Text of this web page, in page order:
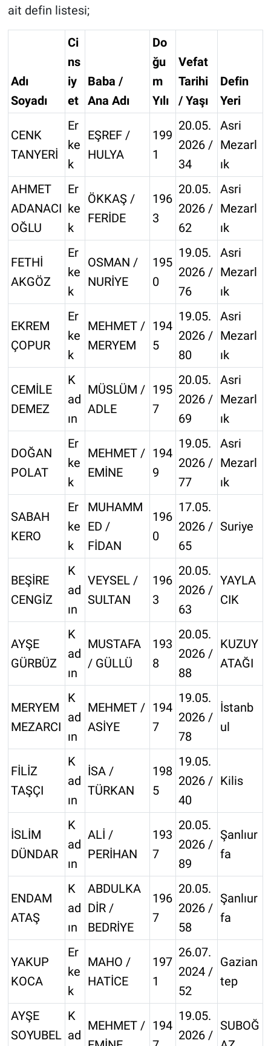
ait defin listesi;
Adı
Soyadı
Ci
ns
iy
et
Baba /
Ana Adı
Do
ğu
m
Yılı
Vefat
Tarihi
/ Yaşı
Defin
Yeri
CENK
TANYERİ
Er
ke
k
EŞREF /
HULYA
199
1
20.05.
2026 /
34
Asri
Mezarl
ık
AHMET
ADANACI
OĞLU
Er
ke
k
ÖKKAŞ /
FERİDE
196
3
20.05.
2026 /
62
Asri
Mezarl
ık
FETHİ
AKGÖZ
Er
ke
k
OSMAN /
NURİYE
195
0
19.05.
2026 /
76
Asri
Mezarl
ık
EKREM
ÇOPUR
Er
ke
k
MEHMET /
MERYEM
194
5
19.05.
2026 /
80
Asri
Mezarl
ık
CEMİLE
DEMEZ
K
ad
ın
MÜSLÜM /
ADLE
195
7
20.05.
2026 /
69
Asri
Mezarl
ık
DOĞAN
POLAT
Er
ke
k
MEHMET /
EMİNE
194
9
19.05.
2026 /
77
Asri
Mezarl
ık
SABAH
KERO
Er
ke
k
MUHAMM
ED /
FİDAN
196
0
17.05.
2026 /
65
Suriye
BEŞİRE
CENGİZ
K
ad
ın
VEYSEL /
SULTAN
196
3
20.05.
2026 /
63
YAYLA
CIK
AYŞE
GÜRBÜZ
K
ad
ın
MUSTAFA
/ GÜLLÜ
193
8
20.05.
2026 /
88
KUZUY
ATAĞI
MERYEM
MEZARCI
K
ad
ın
MEHMET /
ASİYE
194
7
19.05.
2026 /
78
İstanb
ul
FİLİZ
TAŞÇI
K
ad
ın
İSA /
TÜRKAN
198
5
19.05.
2026 /
40
Kilis
İSLİM
DÜNDAR
K
ad
ın
ALİ /
PERİHAN
193
7
20.05.
2026 /
89
Şanlıur
fa
ENDAM
ATAŞ
K
ad
ın
ABDULKA
DİR /
BEDRİYE
196
7
20.05.
2026 /
58
Şanlıur
fa
YAKUP
KOCA
Er
ke
k
MAHO /
HATİCE
197
1
26.07.
2024 /
52
Gazian
tep
AYŞE
SOYUBEL
K
ad
MEHMET / 194
19.05.
2026 /
SUBOĞ